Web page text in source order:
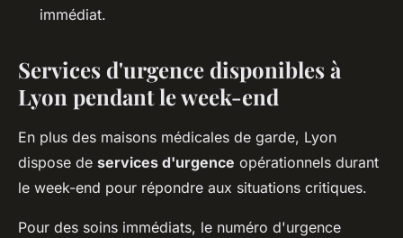
immédiat.
Services d'urgence disponibles à
Lyon pendant le week-end
En plus des maisons médicales de garde, Lyon
dispose de services d'urgence opérationnels durant
le week-end pour répondre aux situations critiques.
Pour des soins immédiats, le numéro d'urgence